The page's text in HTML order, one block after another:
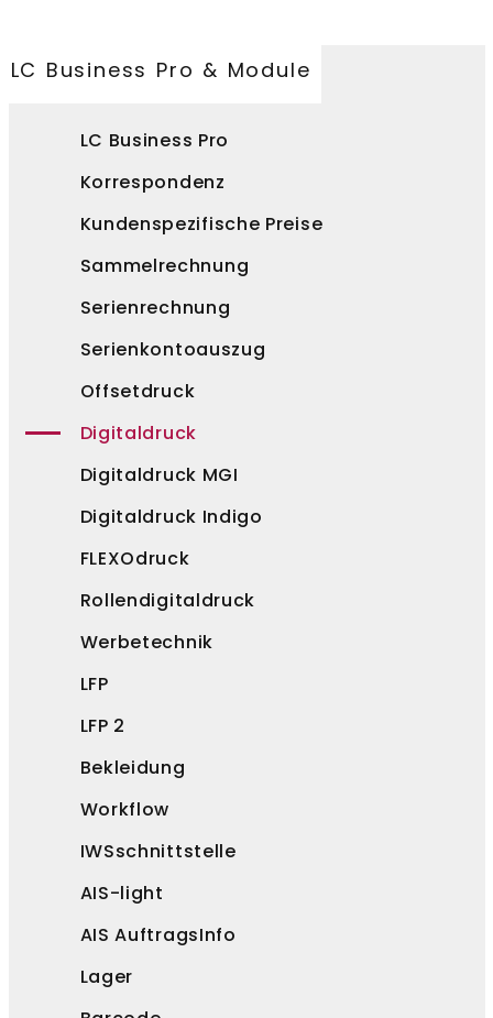
LC Business Pro & Module
LC Business Pro
Korrespondenz
Kundenspezifische Preise
Sammelrechnung
Serienrechnung
Serienkontoauszug
Offsetdruck
Digitaldruck
Digitaldruck MGI
Digitaldruck Indigo
FLEXOdruck
Rollendigitaldruck
Werbetechnik
LFP
LFP 2
Bekleidung
Workflow
IWSschnittstelle
AIS-light
AIS AuftragsInfo
Lager